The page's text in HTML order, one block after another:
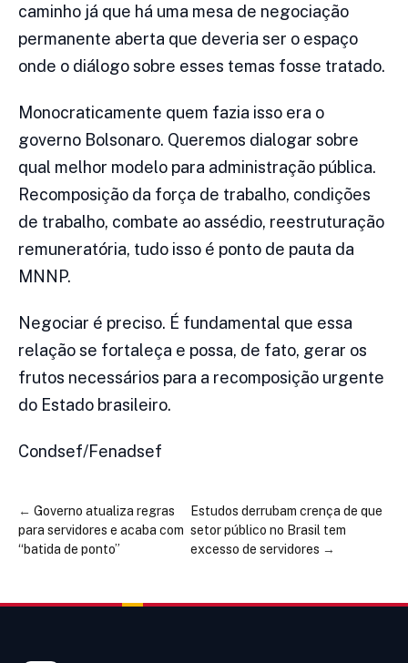
caminho já que há uma mesa de negociação
permanente aberta que deveria ser o espaço
onde o diálogo sobre esses temas fosse tratado.
Monocraticamente quem fazia isso era o
governo Bolsonaro. Queremos dialogar sobre
qual melhor modelo para administração pública.
Recomposição da força de trabalho, condições
de trabalho, combate ao assédio, reestruturação
remuneratória, tudo isso é ponto de pauta da
MNNP.
Negociar é preciso. É fundamental que essa
relação se fortaleça e possa, de fato, gerar os
frutos necessários para a recomposição urgente
do Estado brasileiro.
Condsef/Fenadsef
← Governo atualiza regras
para servidores e acaba com
“batida de ponto”
Estudos derrubam crença de que
setor público no Brasil tem
excesso de servidores →